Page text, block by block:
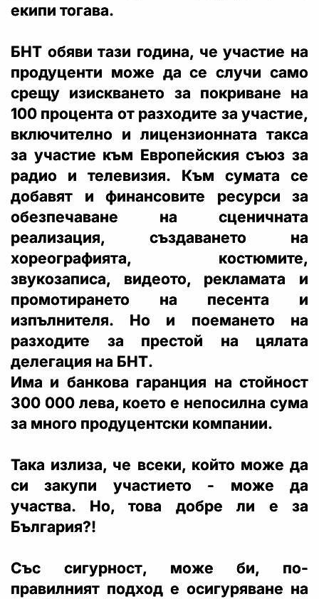
екипи тогава.
БНТ обяви тази година, че участие на
продуценти може да се случи само
срещу изискването за покриване на
100 процента от разходите за участие,
включително и лицензионната такса
за участие към Европейския съюз за
радио и телевизия. Към сумата се
добавят и финансовите ресурси за
обезпечаване на сценичната
реализация, създаването на
хореографията, костюмите,
звукозаписа, видеото, рекламата и
промотирането на песента и
изпълнителя. Но и поемането на
разходите за престой на цялата
делегация на БНТ.
Има и банкова гаранция на стойност
300 000 лева, което е непосилна сума
за много продуцентски компании.
Така излиза, че всеки, който може да
си закупи участието - може да
участва. Но, това добре ли е за
България?!
Със сигурност, може би, по-
правилният подход е осигуряване на